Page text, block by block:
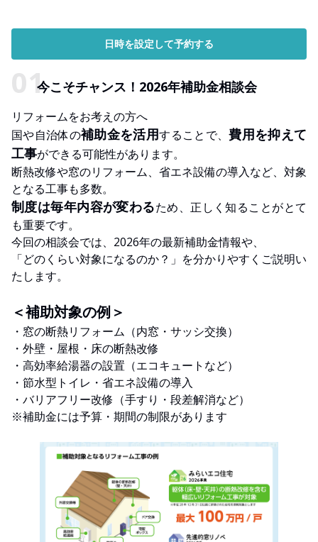
日時を設定して予約する
今こそチャンス！2026年補助金相談会
リフォームをお考えの方へ
国や自治体の補助金を活用することで、費用を抑えて
工事ができる可能性があります。
断熱改修や窓のリフォーム、省エネ設備の導入など、対象
となる工事も多数。
制度は毎年内容が変わるため、正しく知ることがとて
も重要です。
今回の相談会では、2026年の最新補助金情報や、
「どのくらい対象になるのか？」を分かりやすくご説明い
たします。
＜補助対象の例＞
・窓の断熱リフォーム（内窓・サッシ交換）
・外壁・屋根・床の断熱改修
・高効率給湯器の設置（エコキュートなど）
・節水型トイレ・省エネ設備の導入
・バリアフリー改修（手すり・段差解消など）
※補助金には予算・期間の制限があります